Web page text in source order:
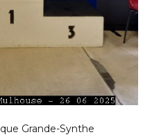
Grande-Synthe